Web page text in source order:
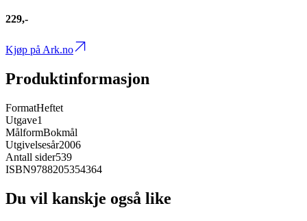
229,-
Kjøp på Ark.no
Produktinformasjon
FormatHeftet
Utgave1
MålformBokmål
Utgivelsesår2006
Antall sider539
ISBN9788205354364
Du vil kanskje også like